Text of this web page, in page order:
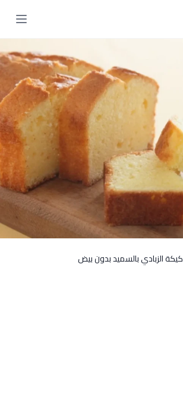
كيكة الزبادي بالسميد بدون بيض